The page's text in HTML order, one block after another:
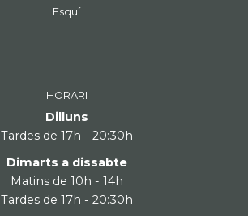
Esquí
HORARI
Dilluns
Tardes de 17h - 20:30h
Dimarts a dissabte
Matins de 10h - 14h
Tardes de 17h - 20:30h